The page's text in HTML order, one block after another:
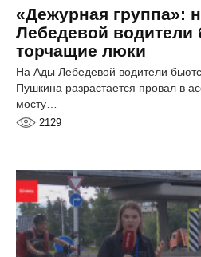
«Дежурная группа»:
Лебедевой водители
торчащие люки
На Ады Лебедевой водители
Пушкина разрастается провал в
мосту…
2129